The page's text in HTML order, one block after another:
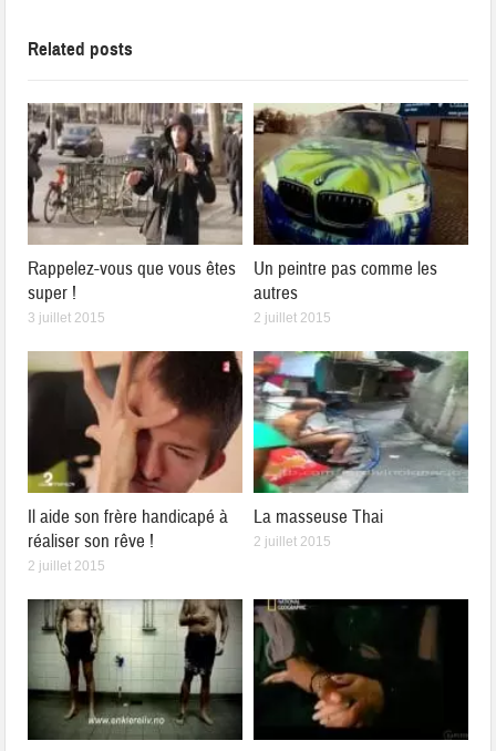
Related posts
Rappelez-vous que vous êtes
super !
3 juillet 2015
Un peintre pas comme les
autres
2 juillet 2015
Il aide son frère handicapé à
réaliser son rêve !
2 juillet 2015
La masseuse Thai
2 juillet 2015